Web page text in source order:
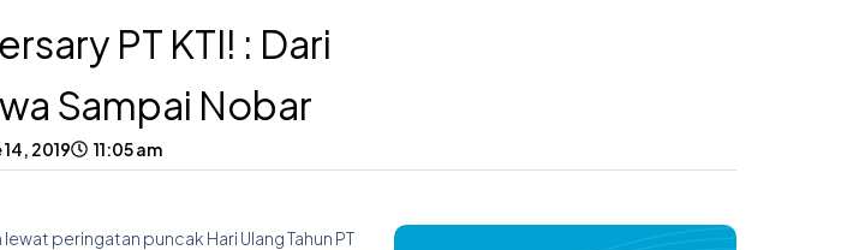
PT KTI! : Dari
Sampai Nobar
14, 2019 11:05 am
peringatan puncak Hari Ulang Tahun PT